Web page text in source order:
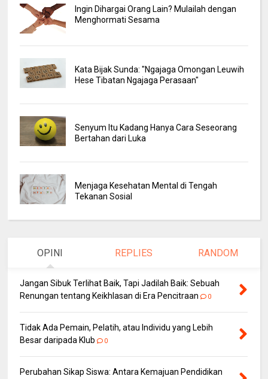
Ingin Dihargai Orang Lain? Mulailah dengan
Menghormati Sesama
Kata Bijak Sunda: "Ngajaga Omongan Leuwih
Hese Tibatan Ngajaga Perasaan"
Senyum Itu Kadang Hanya Cara Seseorang
Bertahan dari Luka
Menjaga Kesehatan Mental di Tengah
Tekanan Sosial
OPINI REPLIES RANDOM
Jangan Sibuk Terlihat Baik, Tapi Jadilah Baik: Sebuah
Renungan tentang Keikhlasan di Era Pencitraan
0
Tidak Ada Pemain, Pelatih, atau Individu yang Lebih
Besar daripada Klub
0
Perubahan Sikap Siswa: Antara Kemajuan Pendidikan